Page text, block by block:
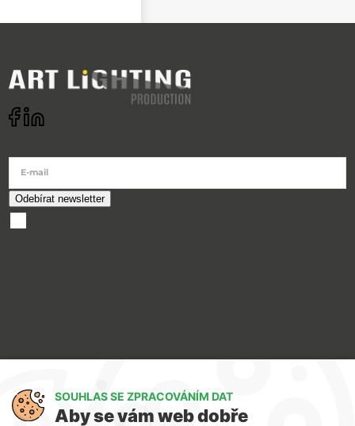
E-mail
O nás
SOUHLAS SE ZPRACOVÁNÍM DAT
Aby se vám web dobře